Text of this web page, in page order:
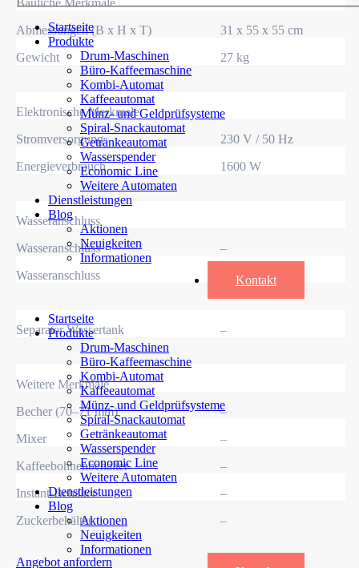
Startseite
Produkte
Drum-Maschinen
Büro-Kaffeemaschine
Kombi-Automat
Kaffeeautomat
Münz- und Geldprüfsysteme
Spiral-Snackautomat
Getränkeautomat
Wasserspender
Economic Line
Weitere Automaten
Dienstleistungen
Blog
Aktionen
Neuigkeiten
Informationen
Kontakt
Startseite
Produkte
Drum-Maschinen
Büro-Kaffeemaschine
Kombi-Automat
Kaffeeautomat
Münz- und Geldprüfsysteme
Spiral-Snackautomat
Getränkeautomat
Wasserspender
Economic Line
Weitere Automaten
Dienstleistungen
Blog
Aktionen
Neuigkeiten
Informationen
Bauliche Merkmale
Abmessungen (B x H x T)
31 x 55 x 55 cm
Gewicht
27 kg
Elektronische Merkmale
Stromversorgung
230 V / 50 Hz
Energieverbrauch
1600 W
Wasseranschluss
Wasseranschluss
–
Wasseranschluss
Separater Wassertank –
Weitere Merkmale
Becher (70–71 mm)
–
Mixer
–
Kaffeebohnenbehälter
–
Instant-Behälter
–
Zuckerbehälter
–
Angebot anfordern